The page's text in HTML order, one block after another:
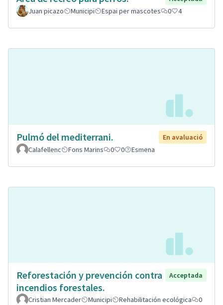
Juan picazo
Municipi Espai per mascotes 0 4
Pulmó del mediterrani.
En avaluació
Calafellenc
Fons Marins 0 0 Esmena
Reforestación y prevención contra
incendios forestales.
Acceptada
Cristian Mercader Municipi Rehabilitación ecológica
0